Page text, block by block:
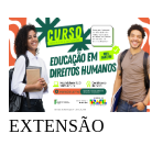
EXTENSÃO